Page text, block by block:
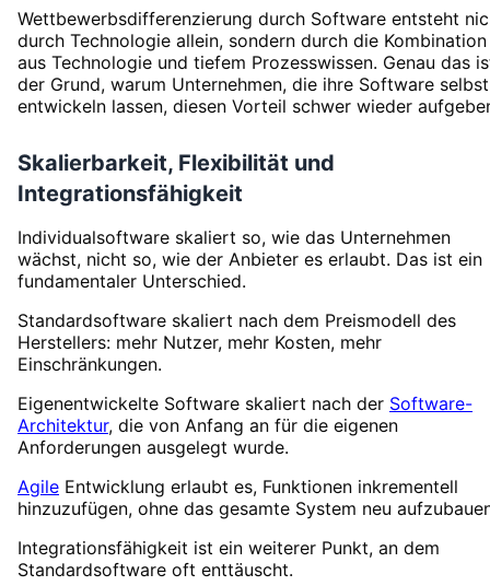
Wettbewerbsdifferenzierung durch Software entsteht
durch Technologie allein, sondern durch die Kombination
aus Technologie und tiefem Prozesswissen. Genau das
der Grund, warum Unternehmen, die ihre Software selbst
entwickeln lassen, diesen Vorteil schwer wieder
Skalierbarkeit, Flexibilität und
Integrationsfähigkeit
Individualsoftware skaliert so, wie das Unternehmen
wächst, nicht so, wie der Anbieter es erlaubt. Das ist ein
fundamentaler Unterschied.
Standardsoftware skaliert nach dem Preismodell des
Herstellers: mehr Nutzer, mehr Kosten, mehr
Einschränkungen.
Eigenentwickelte Software skaliert nach der Software-
Architektur, die von Anfang an für die eigenen
Anforderungen ausgelegt wurde.
Agile Entwicklung erlaubt es, Funktionen inkrementell
hinzuzufügen, ohne das gesamte System neu
Integrationsfähigkeit ist ein weiterer Punkt, an dem
Standardsoftware oft enttäuscht.